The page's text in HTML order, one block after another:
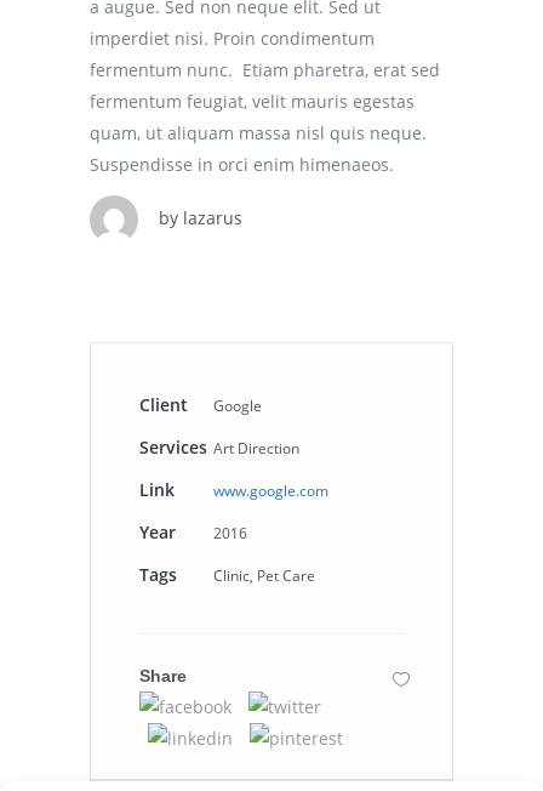
a augue. Sed non neque elit. Sed ut
imperdiet nisi. Proin condimentum
fermentum nunc. Etiam pharetra, erat sed
fermentum feugiat, velit mauris egestas
quam, ut aliquam massa nisl quis neque.
Suspendisse in orci enim himenaeos.
by lazarus
Client Google
Services Art Direction
Link www.google.com
Year 2016
Tags Clinic, Pet Care
Share